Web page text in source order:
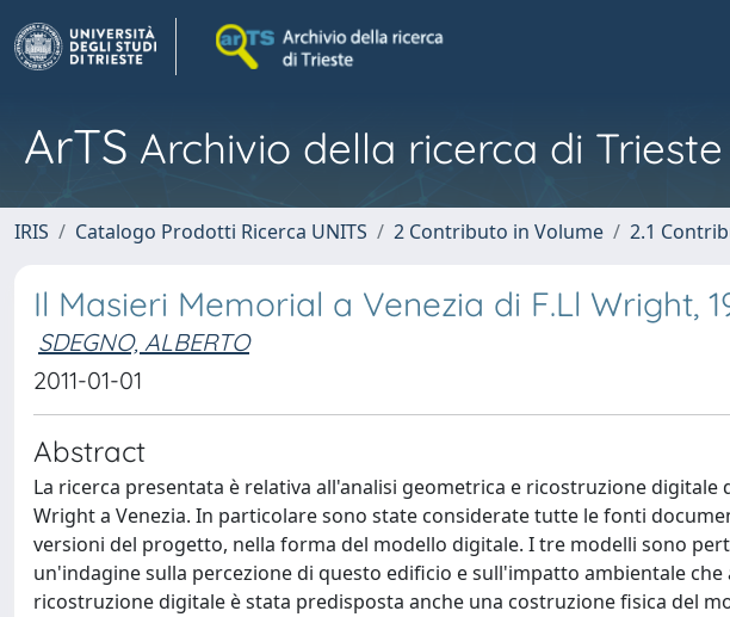
ArTS Archivio della ricerca di Trieste
IRIS Catalogo Prodotti Ricerca UNITS 2 Contributo in Volume 2.1
Il Masieri Memorial a Venezia di F.Ll Wright,
SDEGNO, ALBERTO
2011-01-01
Abstract
La ricerca presentata è relativa all'analisi geometrica e ricostruzione
Wright a Venezia. In particolare sono state considerate tutte le fonti
versioni del progetto, nella forma del modello digitale. I tre modelli sono
un'indagine sulla percezione di questo edificio e sull'impatto ambientale
ricostruzione digitale è stata predisposta anche una costruzione fisica del